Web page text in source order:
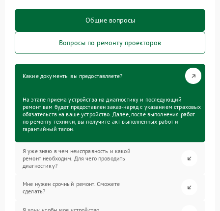
Общие вопросы
Вопросы по ремонту проекторов
Какие документы вы предоставляете?
На этапе приема устройства на диагностику и последующий
ремонт вам будет предоставлен заказ-наряд с указанием страховых
обязательств на ваше устройство. Далее, после выполнения работ
по ремонту техники, вы получите акт выполненных работ и
гарантийный талон.
Я уже знаю в чем неисправность и какой
ремонт необходим. Для чего проводить
диагностику?
Мне нужен срочный ремонт. Сможете
сделать?